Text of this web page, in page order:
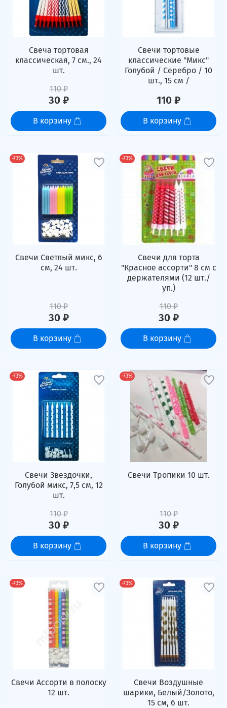
Свеча тортовая
классическая, 7 см., 24
шт.
110 ₽
30 ₽
В корзину
Свечи тортовые
классические "Микс"
Голубой / Серебро / 10
шт., 15 см /
110 ₽
В корзину
-73%
Свечи Светлый микс, 6
см, 24 шт.
110 ₽
30 ₽
В корзину
-73%
Свечи для торта
"Красное ассорти" 8 см с
держателями (12 шт./
уп.)
110 ₽
30 ₽
В корзину
-73%
Свечи Звездочки,
Голубой микс, 7,5 см, 12
шт.
110 ₽
30 ₽
В корзину
-73%
Свечи Тропики 10 шт.
110 ₽
30 ₽
В корзину
-73%
Свечи Ассорти в полоску
12 шт.
-73%
Свечи Воздушные
шарики, Белый/Золото,
15 см, 6 шт.